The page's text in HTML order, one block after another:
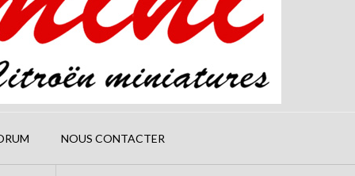
NOUS CONTACTER